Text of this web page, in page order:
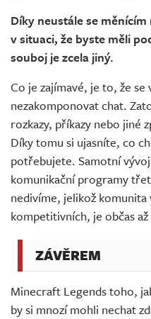
Díky neustále se
v situaci, že byste měli
souboj je zcela jiný.
Co je zajímavé, je to, že
nezakomponovat chat.
rozkazy, příkazy nebo jiné
Díky tomu si ujasníte, co
potřebujete. Samotní
komunikační programy
nedivíme, jelikož komunita
kompetitivních, je občas
ZÁVĚREM
Minecraft Legends toho,
by si mnozí mohli nechat